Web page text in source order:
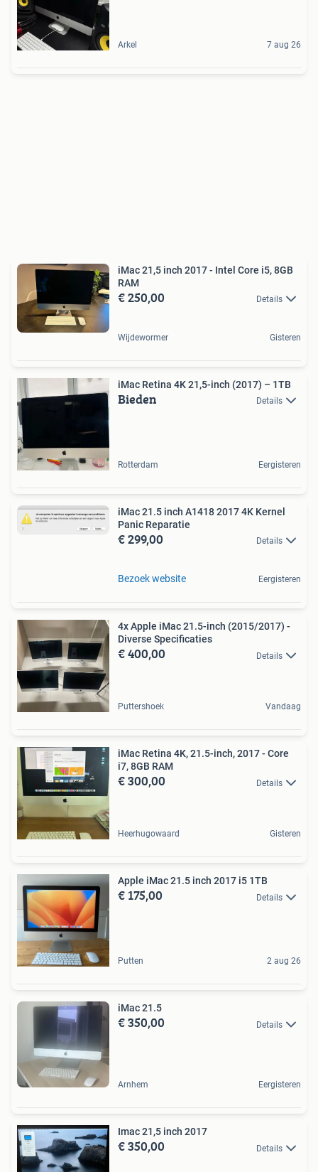
Arkel 7 aug 26
iMac 21,5 inch 2017 - Intel Core i5, 8GB
RAM
€ 250,00 Details
Wijdewormer Gisteren
iMac Retina 4K 21,5-inch (2017) – 1TB
Bieden Details
Rotterdam Eergisteren
iMac 21.5 inch A1418 2017 4K Kernel
Panic Reparatie
€ 299,00 Details
Bezoek website Eergisteren
4x Apple iMac 21.5-inch (2015/2017) -
Diverse Specificaties
€ 400,00 Details
Puttershoek Vandaag
iMac Retina 4K, 21.5-inch, 2017 - Core
i7, 8GB RAM
€ 300,00 Details
Heerhugowaard Gisteren
Apple iMac 21.5 inch 2017 i5 1TB
€ 175,00 Details
Putten 2 aug 26
iMac 21.5
€ 350,00 Details
Arnhem Eergisteren
Imac 21,5 inch 2017
€ 350,00 Details